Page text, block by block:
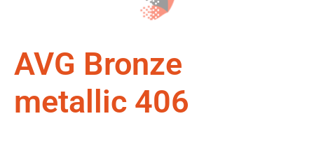
AVG Bronze
metallic 406